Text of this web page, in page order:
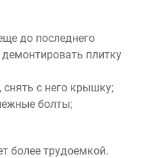
до последнего
плитку
с него крышку;
болты;
более трудоемкой.